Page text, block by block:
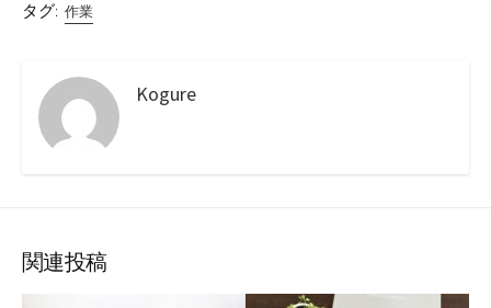
タグ: 作業
Kogure
関連投稿